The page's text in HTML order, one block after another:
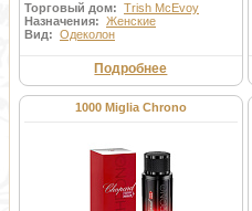
Торговый дом: Trish McEvoy
Назначения: Женские
Вид: Одеколон
Подробнее
1000 Miglia Chrono